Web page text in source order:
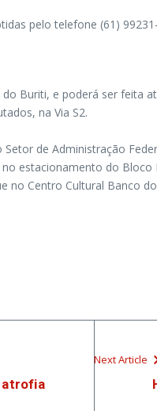
pelo telefone (61)
Buriti, e poderá ser feita
na Via S2.
de Administração
estacionamento do Bloco
Centro Cultural Banco
atrofia
Next Article